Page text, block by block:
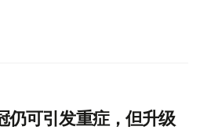
仍可引发重症，但升级